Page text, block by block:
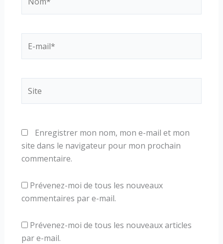
mail*
Enregistrer mon nom, mon e-mail et mon
site dans le navigateur pour mon prochain
commentaire.
Prévenez-moi de tous les nouveaux
commentaires par e-mail.
Prévenez-moi de tous les nouveaux articles
par e-mail.